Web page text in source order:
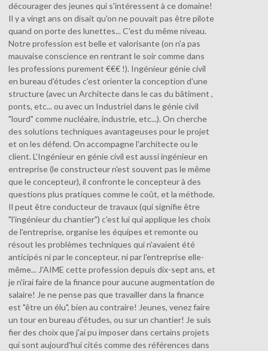
décourager des jeunes qui s'intéressent à ce domaine!
Il y a vingt ans on disait qu'on ne pouvait pas être pilote
quand on porte des lunettes... C'est du même niveau.
Notre profession est belle et valorisante (on n'a pas
mauvaise conscience en rentrant le soir comme dans
les professions purement €€€ !). Ingénieur génie civil
en bureau d'études c'est orienter la conception d'une
structure (avec un Architecte dans le cas du bâtiment ,
ponts, etc... ou avec un Industriel dans le génie civil
"lourd" comme nucléaire, industrie, etc...). On cherche
des solutions techniques avantageuses pour le projet
et on les défend. On accompagne l'architecte ou le
client. L'Ingénieur en génie civil est aussi ingénieur en
entreprise (le constructeur n'est souvent pas le même
que le concepteur), il confronte le concepteur à des
questions plus pratiques comme le coût, et la méthode.
Il peut être conducteur de travaux (qui signifie être
"l'ingénieur du chantier") c'est lui qui applique les choix
de l'entreprise, organise les équipes et remonte ou
résout les problèmes techniques qui n'avaient été
anticipés ni par le concepteur, ni par l'entreprise elle-
même... J'AIME cette profession depuis dix-sept ans, et
je n'irai faire de la finance pour aucune augmentation de
salaire! Je ne pense pas que travailler dans la finance
est "être un élu", bien au contraire! Jeunes, venez faire
un tour en bureau d'études, ou sur un chantier! Je suis
fier des choix que j'ai pu imposer dans certains projets
qui sont aujourd'hui cités comme des références dans